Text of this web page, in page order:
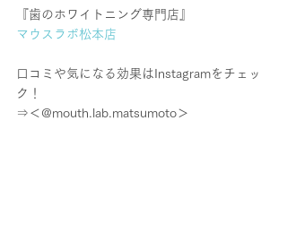
『歯のホワイトニング専門店』
マウスラボ松本店
口コミや気になる効果はInstagramをチェッ
ク！
⇒＜@mouth.lab.matsumoto＞